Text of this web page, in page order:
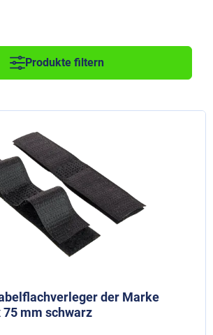
Produkte filtern
der Marke
75 mm schwarz